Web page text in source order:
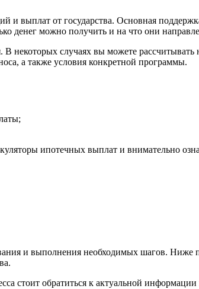
выплат от государства. Основная
денег можно получить и на что они
некоторых случаях вы можете рассчитывать
а также условия конкретной программы.
ипотечных выплат и внимательно
и выполнения необходимых шагов. Ниже
стоит обратиться к актуальной